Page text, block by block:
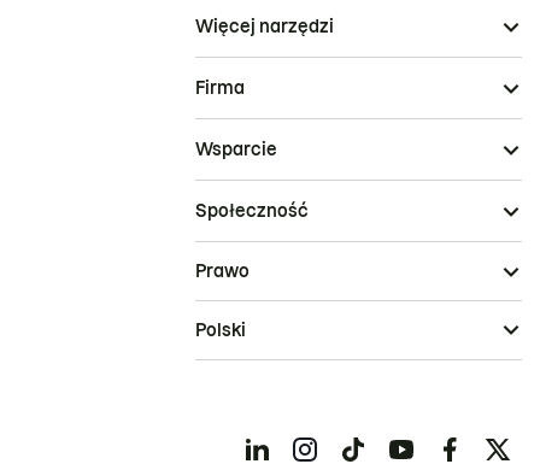
Więcej narzędzi
Firma
Wsparcie
Społeczność
Prawo
Polski